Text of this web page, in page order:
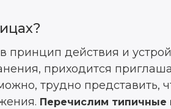
принцип действия и
приходится
трудно представить,
Перечислим типичные